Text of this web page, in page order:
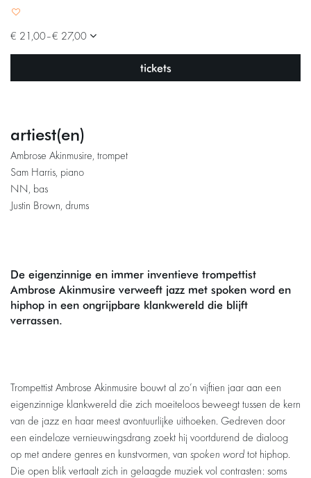
€ 21,00–€ 27,00
tickets
artiest(en)
Ambrose Akinmusire, trompet
Sam Harris, piano
NN, bas
Justin Brown, drums
De eigenzinnige en immer inventieve trompettist
Ambrose Akinmusire verweeft jazz met spoken word en
hiphop in een ongrijpbare klankwereld die blijft
verrassen.
Trompettist Ambrose Akinmusire bouwt al zo’n vijftien jaar aan een
eigenzinnige klankwereld die zich moeiteloos beweegt tussen de kern
van de jazz en haar meest avontuurlijke uithoeken. Gedreven door
een eindeloze vernieuwingsdrang zoekt hij voortdurend de dialoog
op met andere genres en kunstvormen, van spoken word tot hiphop.
Die open blik vertaalt zich in gelaagde muziek vol contrasten: soms